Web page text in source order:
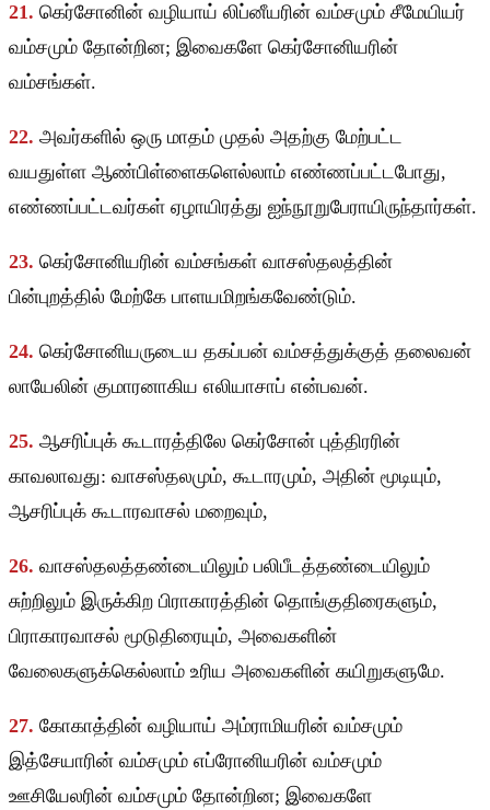
21. கெர்சோனின் வழியாய் லிப்னீயரின் வம்சமும் சீமேயியர்
வம்சமும் தோன்றின; இவைகளே கெர்சோனியரின்
வம்சங்கள்.
22. அவர்களில் ஒரு மாதம் முதல் அதற்கு மேற்பட்ட
வயதுள்ள ஆண்பிள்ளைகளெல்லாம் எண்ணப்பட்டபோது,
எண்ணப்பட்டவர்கள் ஏழாயிரத்து ஐந்நூறுபேராயிருந்தார்கள்.
23. கெர்சோனியரின் வம்சங்கள் வாசஸ்தலத்தின்
பின்புறத்தில் மேற்கே பாளயமிறங்கவேண்டும்.
24. கெர்சோனியருடைய தகப்பன் வம்சத்துக்குத் தலைவன்
லாயேலின் குமாரனாகிய எலியாசாப் என்பவன்.
25. ஆசரிப்புக் கூடாரத்திலே கெர்சோன் புத்திரரின்
காவலாவது: வாசஸ்தலமும், கூடாரமும், அதின் மூடியும்,
ஆசரிப்புக் கூடாரவாசல் மறைவும்,
26. வாசஸ்தலத்தண்டையிலும் பலிபீடத்தண்டையிலும்
சுற்றிலும் இருக்கிற பிராகாரத்தின் தொங்குதிரைகளும்,
பிராகாரவாசல் மூடுதிரையும், அவைகளின்
வேலைகளுக்கெல்லாம் உரிய அவைகளின் கயிறுகளுமே.
27. கோகாத்தின் வழியாய் அம்ராமியரின் வம்சமும்
இத்சேயாரின் வம்சமும் எப்ரோனியரின் வம்சமும்
ஊசியேலரின் வம்சமும் தோன்றின; இவைகளே